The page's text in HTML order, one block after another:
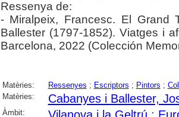
Ressenya de:
- Miralpeix, Francesc. El Grand
Ballester (1797-1852). Viatges i
Barcelona, 2022 (Colección
Matèries: Ressenyes ; Escriptors ; Pintors ;
Matèries:
Cabanyes i Ballester,
Àmbit: